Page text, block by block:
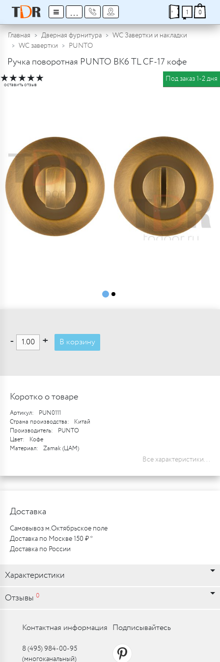
≡ ... 1 0
Главная Дверная фурнитура
WC Завертки и накладки
WC завертки
PUNTO
Ручка поворотная PUNTO BK6 TL CF-17 кофе
★★★★★
оставить отзыв
Под заказ 1-2 дня
- + В корзину
Коротко о товаре
Артикул:
PUN0111
Страна производства:
Китай
Производитель:
PUNTO
Цвет:
Кофе
Материал:
Zamak (ЦАМ)
Все характеристики...
Доставка
Самовывоз м.Октябрьское поле
Доставка по Москве 150 ₽ *
Доставка по России
Характеристики
Отзывы 0
Контактная информация
8 (495) 984-00-95
(многоканальный)
Подписывайтесь